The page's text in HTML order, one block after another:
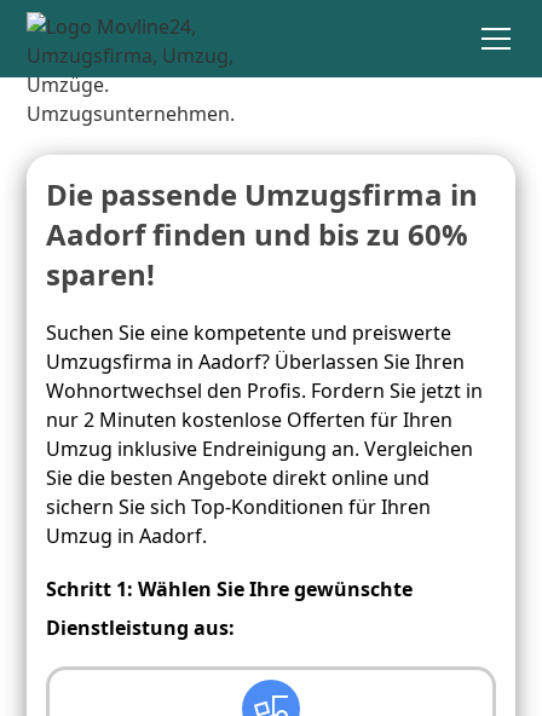
Die passende Umzugsfirma in
Aadorf finden und bis zu 60%
sparen!
Suchen Sie eine kompetente und preiswerte
Umzugsfirma in Aadorf? Überlassen Sie Ihren
Wohnortwechsel den Profis. Fordern Sie jetzt in
nur 2 Minuten kostenlose Offerten für Ihren
Umzug inklusive Endreinigung an. Vergleichen
Sie die besten Angebote direkt online und
sichern Sie sich Top-Konditionen für Ihren
Umzug in Aadorf.
Schritt 1: Wählen Sie Ihre gewünschte
Dienstleistung aus: